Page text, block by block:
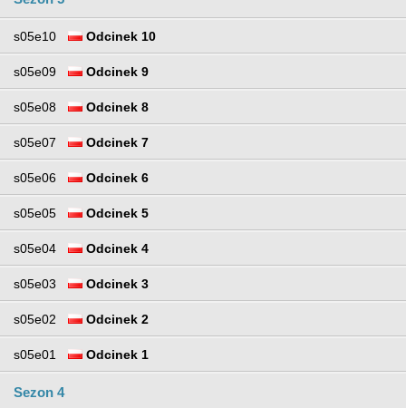
s05e10 Odcinek 10
s05e09 Odcinek 9
s05e08 Odcinek 8
s05e07 Odcinek 7
s05e06 Odcinek 6
s05e05 Odcinek 5
s05e04 Odcinek 4
s05e03 Odcinek 3
s05e02 Odcinek 2
s05e01 Odcinek 1
Sezon 4